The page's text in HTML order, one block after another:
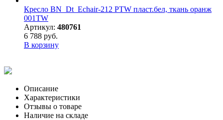
Кресло BN_Dt_Echair-212 PTW пласт.бел, ткань оранж
001TW
Артикул: 480761
6 788 руб.
В корзину
Описание
Характеристики
Отзывы о товаре
Наличие на складе